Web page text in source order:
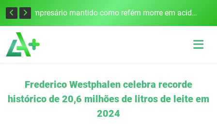
Edital para construção de ponte entre Itapiranga e Barra do Guarita deve ser lançado no segundo semestre Empresário mantido como refém morre em acidente após assalto em Cerro Largo
Frederico Westphalen celebra recorde
histórico de 20,6 milhões de litros de leite em
2024